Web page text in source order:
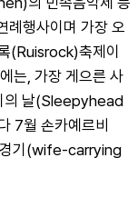
례행사이며 가장 오
(Ruisrock)축제이
는, 가장 게으른 사
의 날(Sleepyhead
7월 손카예르비
경기(wife-carrying